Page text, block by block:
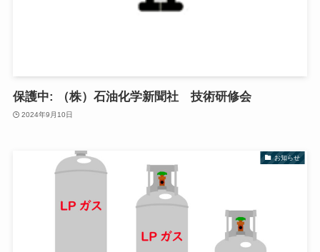
保護中: （株）石油化学新聞社 技術研修会
2024年9月10日
お知らせ